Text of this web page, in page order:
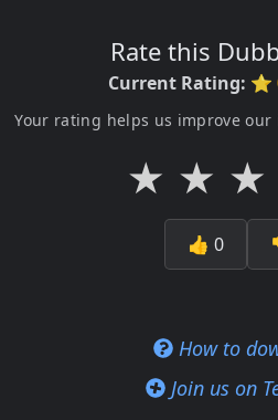
Rate this
Current Rating: ⭐
Your rating helps us improve
★ ★ ★
👍 0
How to
Join us on